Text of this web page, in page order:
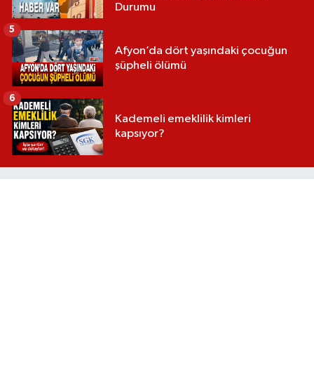
Durumu
Afyon’da dört yaşındaki çocuğun
şüpheli ölümü
5
Kademeli emeklilik kimleri
kapsıyor?
6